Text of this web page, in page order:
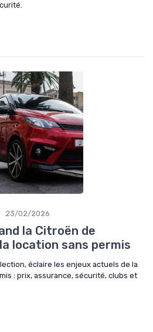
23/02/2026
la Citroën de
location sans permis
éclaire les enjeux actuels de la
: prix, assurance, sécurité, clubs et